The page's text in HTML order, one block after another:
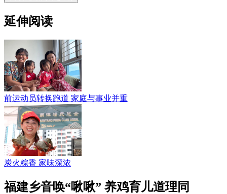
延伸阅读
前运动员转换跑道 家庭与事业并重
炭火粽香 家味深浓
福建乡音唤“啾啾” 养鸡育儿道理同